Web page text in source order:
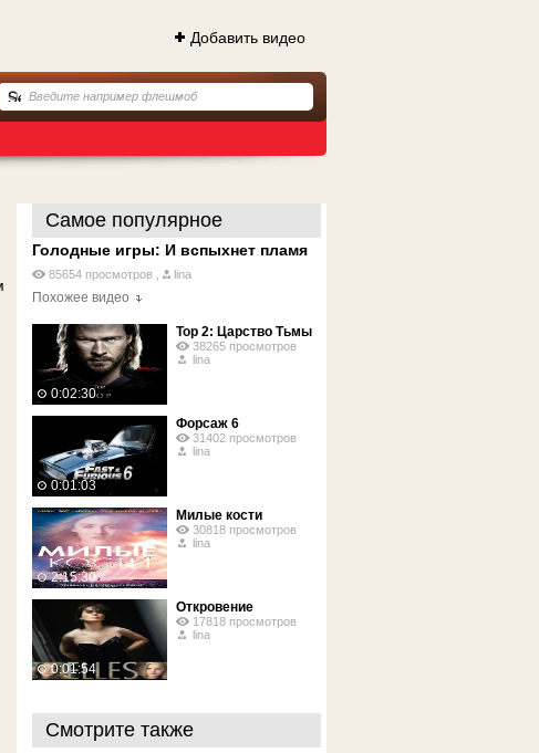
Добавить видео
Самое популярное
Голодные игры: И вспыхнет пламя
85654 просмотров , lina
Похожее видео
0:02:30
Тор 2: Царство Тьмы
38265 просмотров
lina
0:01:03
Форсаж 6
31402 просмотров
lina
2:15:30
Милые кости
30818 просмотров
lina
0:01:54
Откровение
17818 просмотров
lina
Смотрите также